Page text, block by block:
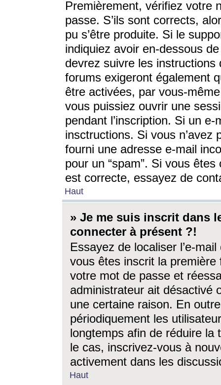
Premièrement, vérifiez votre
passe. S’ils sont corrects,
pu s’être produite. Si le
indiquiez avoir en-dessous
devrez suivre les
forums exigeront également
être activées, par vous-
vous puissiez ouvrir une
pendant l’inscription. Si un
insctructions. Si vous n’avez
fourni une adresse e-mail
pour un “spam”. Si vous
est correcte, essayez de
Haut
» Je me suis inscrit dans
connecter à présent ?!
Essayez de localiser l’e-
vous êtes inscrit la première
votre mot de passe et
administrateur ait désactivé
une certaine raison. En
périodiquement les
longtemps afin de réduire la
le cas, inscrivez-vous à
activement dans les
Haut